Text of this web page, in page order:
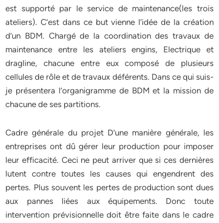
est supporté par le service de maintenance(les trois
ateliers). C’est dans ce but vienne l’idée de la création
d’un BDM. Chargé de la coordination des travaux de
maintenance entre les ateliers engins, Electrique et
dragline, chacune entre eux composé de plusieurs
cellules de rôle et de travaux déférents. Dans ce qui suis-
je présentera l’organigramme de BDM et la mission de
chacune de ses partitions.
Cadre générale du projet D’une manière générale, les
entreprises ont dû gérer leur production pour imposer
leur efficacité. Ceci ne peut arriver que si ces dernières
lutent contre toutes les causes qui engendrent des
pertes. Plus souvent les pertes de production sont dues
aux pannes liées aux équipements. Donc toute
intervention prévisionnelle doit être faite dans le cadre